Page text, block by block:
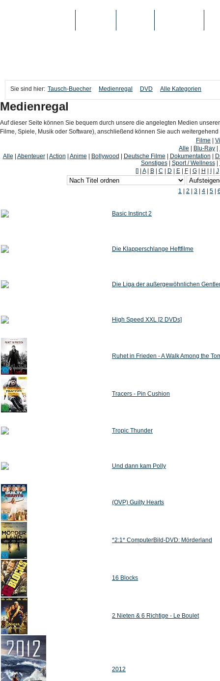
Sie sind hier: Tausch-Buecher Medienregal DVD Alle Kategorien
Medienregal
Auf dieser Seite können Sie bequem durch unsere die angelegten Medien
Filme, Spiele, Musik oder Software), anschließend können Sie auch
Filme
Alle
Blu-Ray
Alle
Abenteuer| Action Anime Bollywood Deutsche Filme Dokumentation
Sonstiges| Sport / Wellness|
[]
A| B| C D E| F| G| H J
1 2 3 4 5
Basic Instinct 2
Die Klapperschlange Heftfilme
Die Liga der außergewöhnlichen
High Speed XXL [2 DVDs]
Ruhet in Frieden - A Walk Among the
Tracers - Pin Cushion
Tropic Thunder
Und dann kam Polly
(OVP) Guilty Hearts
*2:1* ComputerBild-DVD: Mörderland
16 Blocks
2 Nieten & 6 Richtige - Le Boulet
2012